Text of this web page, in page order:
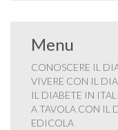
Menu
CONOSCERE IL
VIVERE CON IL
IL DIABETE IN
A TAVOLA CON IL
EDICOLA